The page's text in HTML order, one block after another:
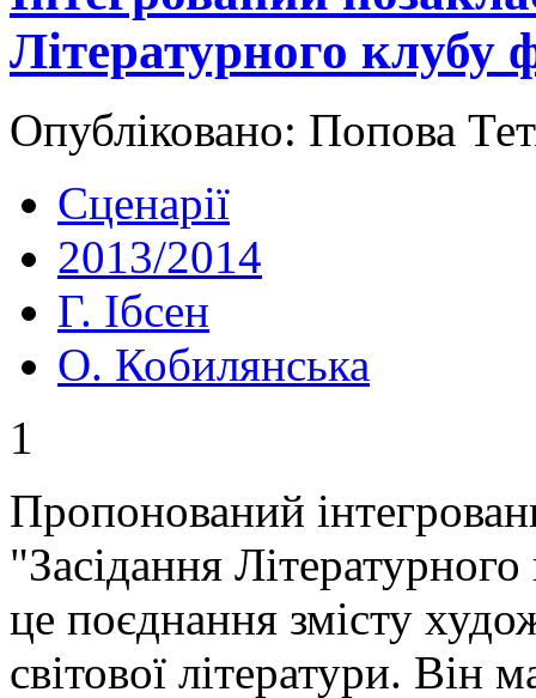
Літературного клубу
Опубліковано: Попова
Сценарії
2013/2014
Г. Ібсен
О. Кобилянська
1
Пропонований
"Засідання
це поєднання змісту
світової літератури. Він